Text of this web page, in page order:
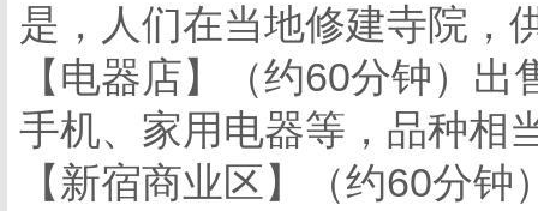
是，人们在当地修建寺院，
【电器店】（约60分钟）
手机、家用电器等，品种相
【新宿商业区】（约60分